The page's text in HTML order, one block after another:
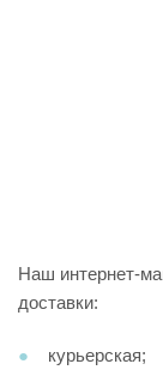
Наш интернет-
доставки:
курьерская;